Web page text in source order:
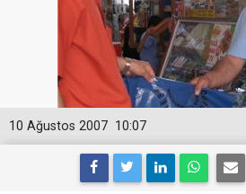
10:07
10 Ağustos 2007